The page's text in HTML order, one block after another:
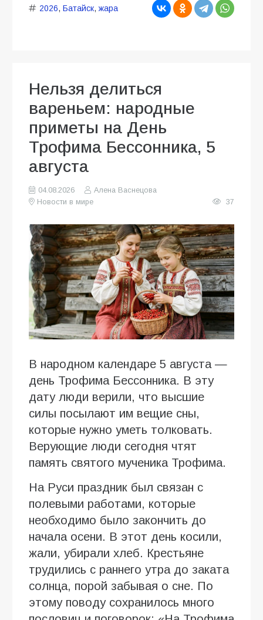
2026, Батайск, жара
Нельзя делиться
вареньем: народные
приметы на День
Трофима Бессонника, 5
августа
04.08.2026
Алена Васнецова
Новости в мире
37
В народном календаре 5 августа —
день Трофима Бессонника. В эту
дату люди верили, что высшие
силы посылают им вещие сны,
которые нужно уметь толковать.
Верующие люди сегодня чтят
память святого мученика Трофима.
На Руси праздник был связан с
полевыми работами, которые
необходимо было закончить до
начала осени. В этот день косили,
жали, убирали хлеб. Крестьяне
трудились с раннего утра до заката
солнца, порой забывая о сне. По
этому поводу сохранилось много